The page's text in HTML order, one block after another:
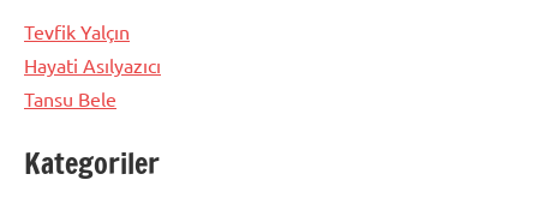
Tevfik Yalçın
Hayati Asılyazıcı
Tansu Bele
Kategoriler